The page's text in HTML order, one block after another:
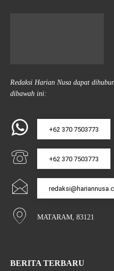
Redaksi Harian Nusa dapat
dibawah ini:
+62 370 7503773
+62 370 7503773
MATARAM, 83121
BERITA TERBARU